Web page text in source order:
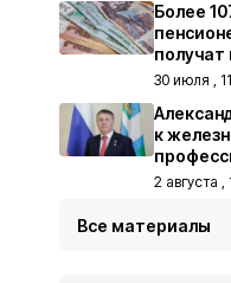
Более
получат
30 июля ,
к
2 августа ,
Все материалы